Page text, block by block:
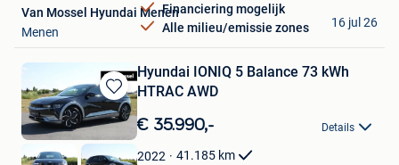
Financiering mogelijk
Alle milieu/emissie zones
Van Mossel Hyundai Menen
Menen
16 jul 26
Bewaren
in
Favorieten
Hyundai IONIQ 5 Balance 73 kWh
HTRAC AWD
€ 35.990,- Details
2022 41.185 km